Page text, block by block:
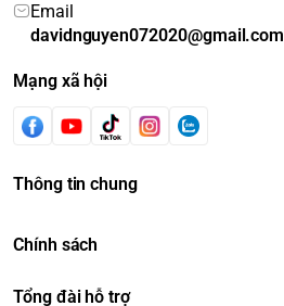
Email
davidnguyen072020@gmail.com
Mạng xã hội
Thông tin chung
Chính sách
Tổng đài hỗ trợ